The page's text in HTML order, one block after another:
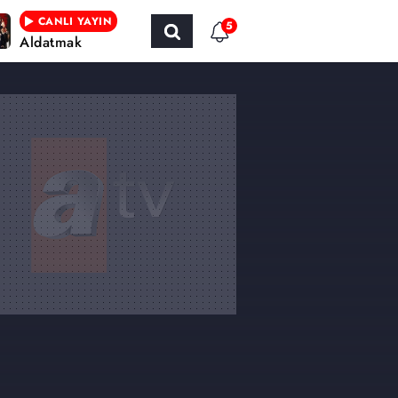
CANLI YAYIN
Aldatmak
5